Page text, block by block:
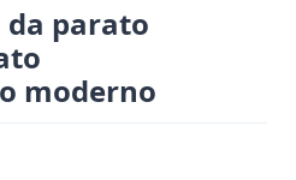
da parato
moderno